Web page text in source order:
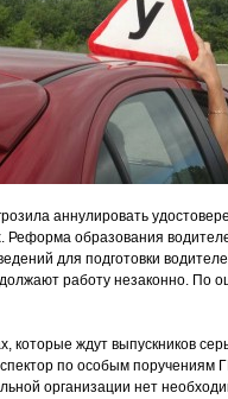
аннулировать
Реформа образования
для подготовки
работу незаконно. По
которые ждут выпускников
по особым поручениям
организации нет